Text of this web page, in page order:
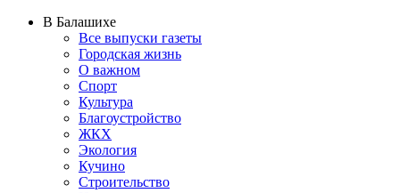
В Балашихе
Все выпуски газеты
Городская жизнь
О важном
Спорт
Культура
Благоустройство
ЖКХ
Экология
Кучино
Строительство